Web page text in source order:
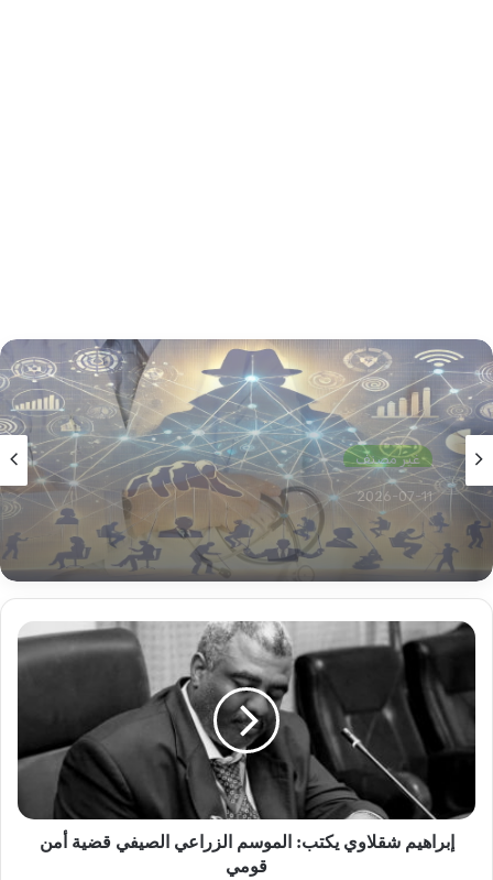
غير مصنف
2026-07-11
انجاز غير مسبوق لطبيب سوداني بالسعودية
غير مصنف
2026-07-06
عندما تُباع أسرار الدولة في “المنطقة الحرة” بدبي ..
صدمة وطنية مروعة!!
إبراهيم
شقلاوي
الموسم
الزراعي
الصيفي
قومي
إبراهيم شقلاوي يكتب: الموسم الزراعي الصيفي قضية أمن
قومي